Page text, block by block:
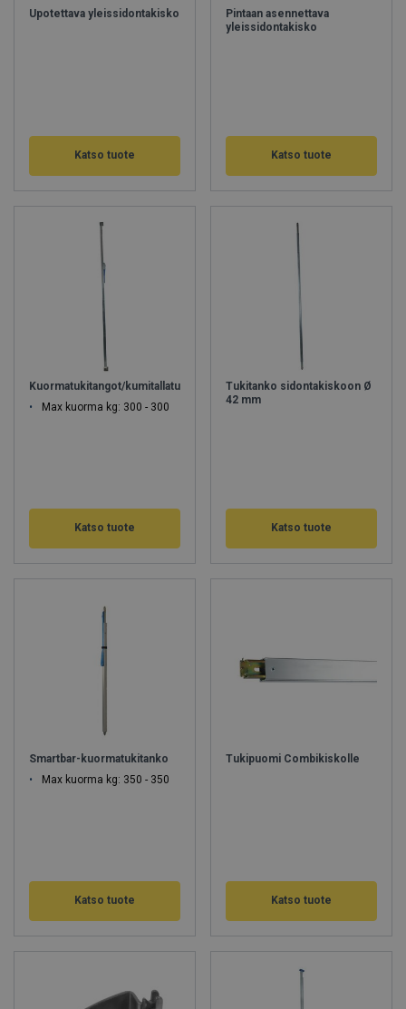
Upotettava yleissidontakisko
Katso tuote
Pintaan asennettava
yleissidontakisko
Katso tuote
Kuormatukitangot/kumitallatukitangot
Max kuorma kg: 300 - 300
Katso tuote
Tukitanko sidontakiskoon Ø
42 mm
Katso tuote
Smartbar-kuormatukitanko
Max kuorma kg: 350 - 350
Katso tuote
Tukipuomi Combikiskolle
Katso tuote